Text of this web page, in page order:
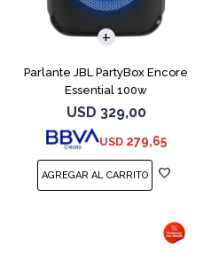
Parlante JBL PartyBox Encore
Essential 100w
USD 329,00
USD 279,65